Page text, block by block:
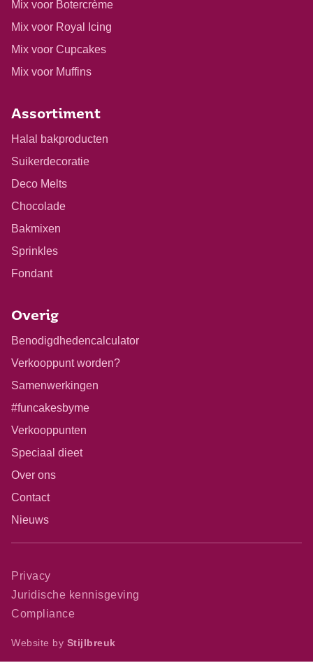
Mix voor Botercrème
Mix voor Royal Icing
Mix voor Cupcakes
Mix voor Muffins
Assortiment
Halal bakproducten
Suikerdecoratie
Deco Melts
Chocolade
Bakmixen
Sprinkles
Fondant
Overig
Benodigdhedencalculator
Verkooppunt worden?
Samenwerkingen
#funcakesbyme
Verkooppunten
Speciaal dieet
Over ons
Contact
Nieuws
Privacy
Juridische kennisgeving
Compliance
Website by Stijlbreuk